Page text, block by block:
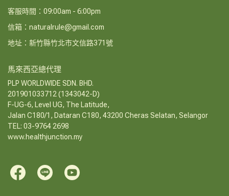
客服時間：09:00am - 6:00pm
信箱：naturalrule@gmail.com
地址：新竹縣竹北市文信路371號
馬來西亞總代理
PLP WORLDWIDE SDN. BHD.
201901033712 (1343042-D)
F-UG-6, Level UG, The Latitude,
Jalan C180/1, Dataran C180, 43200 Cheras Selatan, Selangor
TEL: 03-9764 2698
www.healthjunction.my